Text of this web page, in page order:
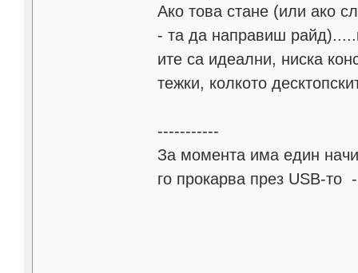
Ако това стане (или ако
- та да направиш
ите са идеални, ниска
тежки, колкото
-----------
За момента има един
го прокарва през USB-